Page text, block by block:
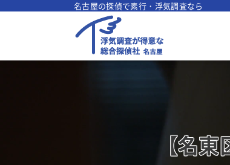
名古屋の探偵で素行・浮気調査なら
【名